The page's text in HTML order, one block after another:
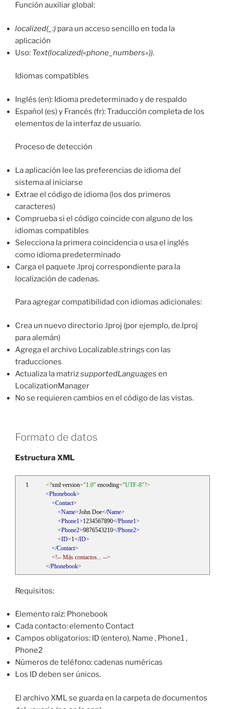
Función auxiliar global:
localized(_:) para un acceso sencillo en toda la
aplicación
Uso: Text(localized(«phone_numbers»)).
Idiomas compatibles
Inglés (en): Idioma predeterminado y de respaldo
Español (es) y Francés (fr): Traducción completa de los
elementos de la interfaz de usuario.
Proceso de detección
La aplicación lee las preferencias de idioma del
sistema al iniciarse
Extrae el código de idioma (los dos primeros
caracteres)
Comprueba si el código coincide con alguno de los
idiomas compatibles
Selecciona la primera coincidencia o usa el inglés
como idioma predeterminado
Carga el paquete .lproj correspondiente para la
localización de cadenas.
Para agregar compatibilidad con idiomas adicionales:
Crea un nuevo directorio .lproj (por ejemplo, de.lproj
para alemán)
Agrega el archivo Localizable.strings con las
traducciones
Actualiza la matrizsupportedLanguages en
LocalizationManager
No se requieren cambios en el código de las vistas.
Formato de datos
Estructura XML
<?xml version="1.0" encoding="UTF-8"?>
<Phonebook>
<Contact>
<Name>John Doe</Name>
<Phone1>1234567890</Phone1>
<Phone2>9876543210</Phone2>
<ID>1</ID>
</Contact>
<!-- Más contactos... -->
</Phonebook>
Requisitos:
Elemento raíz: Phonebook
Cada contacto: elemento Contact
Campos obligatorios: ID (entero), Name , Phone1 ,
Phone2
Números de teléfono: cadenas numéricas
Los ID deben ser únicos.
El archivo XML se guarda en la carpeta de documentos